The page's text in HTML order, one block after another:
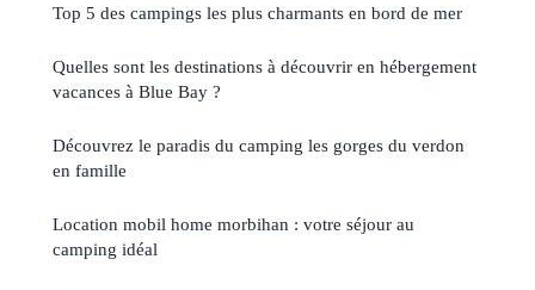
Top 5 des campings les plus charmants en bord de mer
Quelles sont les destinations à découvrir en hébergement
vacances à Blue Bay ?
Découvrez le paradis du camping les gorges du verdon
en famille
Location mobil home morbihan : votre séjour au
camping idéal